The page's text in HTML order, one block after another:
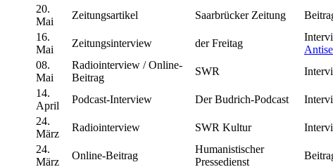
20.
Mai
Zeitungsartikel Saarbrücker Zeitung
16.
Mai
Zeitungsinterview der Freitag
08.
Mai
Radiointerview / Online-
Beitrag
SWR
14.
April
Podcast-Interview Der Budrich-Podcast
24.
März
Radiointerview SWR Kultur
24.
März
Online-Beitrag
Humanistischer
Pressedienst